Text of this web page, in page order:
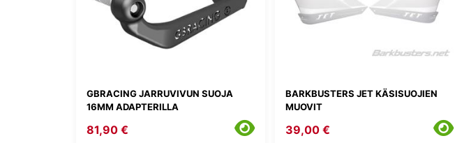
GBRACING JARRUVIVUN SUOJA
16MM ADAPTERILLA
81,90 €
BARKBUSTERS JET KÄSISUOJIEN
MUOVIT
39,00 €